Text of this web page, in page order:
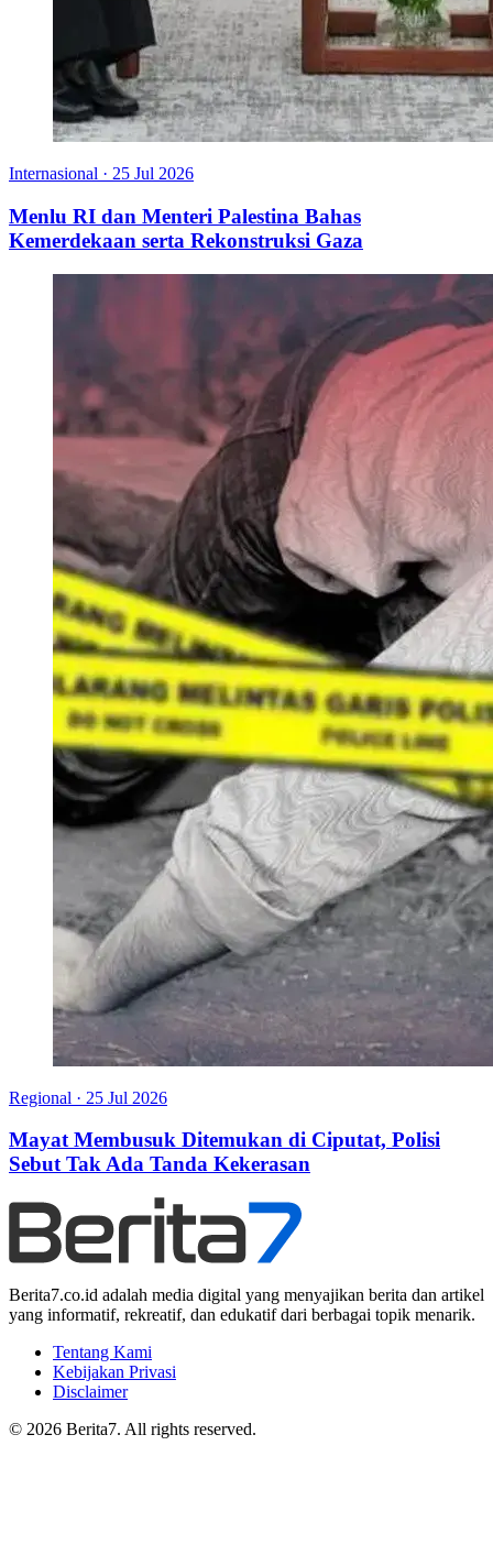
Internasional · 25 Jul 2026
Menlu RI dan Menteri Palestina Bahas
Kemerdekaan serta Rekonstruksi Gaza
Regional · 25 Jul 2026
Mayat Membusuk Ditemukan di Ciputat, Polisi
Sebut Tak Ada Tanda Kekerasan
Berita7.co.id adalah media digital yang menyajikan berita dan artikel
yang informatif, rekreatif, dan edukatif dari berbagai topik menarik.
Tentang Kami
Kebijakan Privasi
Disclaimer
© 2026 Berita7. All rights reserved.